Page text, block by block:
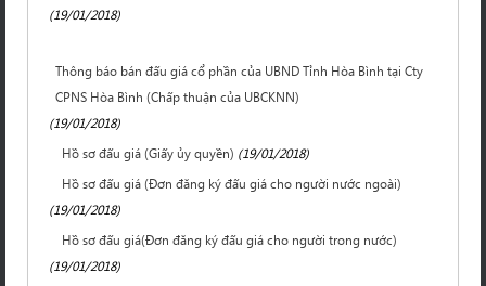
(19/01/2018)
Thông báo bán đấu giá cổ phần của UBND Tỉnh Hòa Bình tại Cty
CPNS Hòa Bình (Chấp thuận của UBCKNN)
(19/01/2018)
Hồ sơ đấu giá (Giấy ủy quyền) (19/01/2018)
Hồ sơ đấu giá (Đơn đăng ký đấu giá cho người nước ngoài)
(19/01/2018)
Hồ sơ đấu giá(Đơn đăng ký đấu giá cho người trong nước)
(19/01/2018)